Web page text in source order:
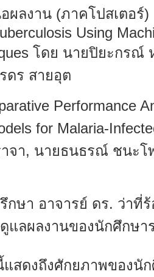
ผลงาน (ภาคโปสเตอร์
Using
โดย นายปิยะกร
ดร สายอุต
Performance
for Malaria-
จา, นายธนธรณ์ ชนะโ
กษา อาจารย์ ดร. ว่าที่
แลผลงานของนักศึกษา
แสดงถึงศักยภาพของนั